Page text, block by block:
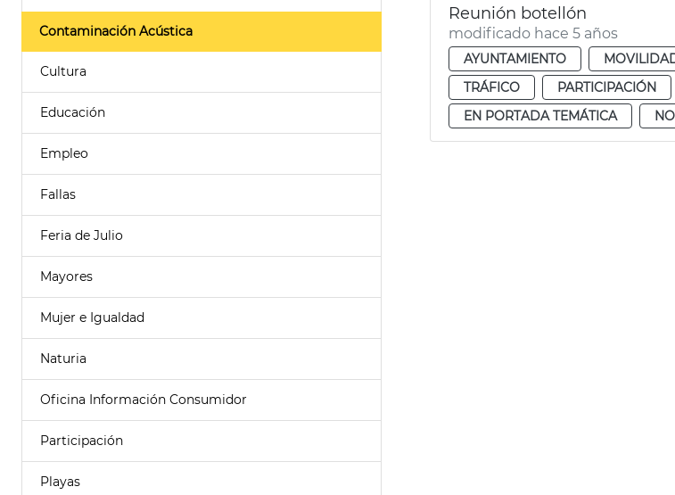
Contaminación Acústica
Cultura
Educación
Empleo
Fallas
Feria de Julio
Mayores
Mujer e Igualdad
Naturia
Oficina Información Consumidor
Participación
Playas
Reunión botellón
modificado hace 5 años
AYUNTAMIENTO
TRÁFICO
PARTICIPACIÓN
EN PORTADA TEMÁTICA